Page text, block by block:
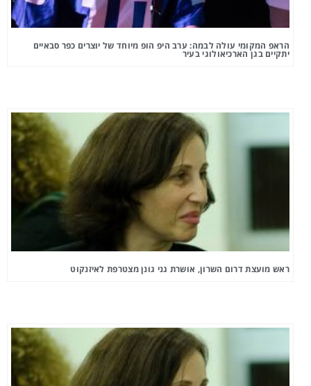
הראפ המקומי עולה לבמה: ערב היפ הופ מיוחד של יוצרים כפר סבאיים
יתקיים בגן הארכיאולוגי בעיר
ראש מועצת דרום השרון, אושרת גני גונן מצטרפת לאיזנקוט